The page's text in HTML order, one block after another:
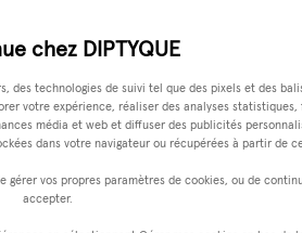
chez DIPTYQUE
des technologies de suivi tel que des pixels et des
votre expérience, réaliser des analyses statistiques,
média et web et diffuser des publicités
dans votre navigateur ou récupérées à partir de
gérer vos propres paramètres de cookies, ou de
accepter.